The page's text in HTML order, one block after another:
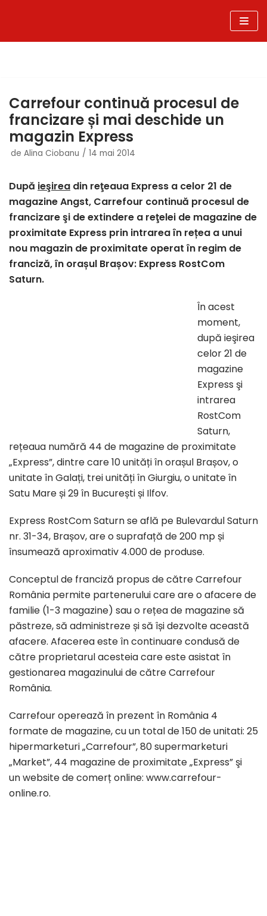
Carrefour continuă procesul de
francizare și mai deschide un
magazin Express
de Alina Ciobanu 14 mai 2014
După ieşirea din reţeaua Express a celor 21 de
magazine Angst, Carrefour continuă procesul de
francizare şi de extindere a reţelei de magazine de
proximitate Express prin intrarea în rețea a unui
nou magazin de proximitate operat în regim de
franciză, în orașul Brașov: Express RostCom
Saturn.
În acest
moment,
după ieşirea
celor 21 de
magazine
Express şi
intrarea
RostCom
Saturn,
rețeaua numără 44 de magazine de proximitate
„Express”, dintre care 10 unități în orașul Brașov, o
unitate în Galați, trei unități în Giurgiu, o unitate în
Satu Mare și 29 în București și Ilfov.
Express RostCom Saturn se află pe Bulevardul Saturn
nr. 31-34, Brașov, are o suprafață de 200 mp și
însumează aproximativ 4.000 de produse.
Conceptul de franciză propus de către Carrefour
România permite partenerului care are o afacere de
familie (1-3 magazine) sau o rețea de magazine să
păstreze, să administreze și să își dezvolte această
afacere. Afacerea este în continuare condusă de
către proprietarul acesteia care este asistat în
gestionarea magazinului de către Carrefour
România.
Carrefour operează în prezent în România 4
formate de magazine, cu un total de 150 de unitati: 25
hipermarketuri „Carrefour”, 80 supermarketuri
„Market”, 44 magazine de proximitate „Express” şi
un website de comerț online: www.carrefour-
online.ro.